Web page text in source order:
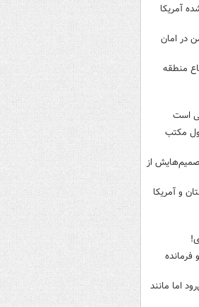
آمریکا
در امان
منطقه
است
مکتب
از
و آمریکا
اما مانند